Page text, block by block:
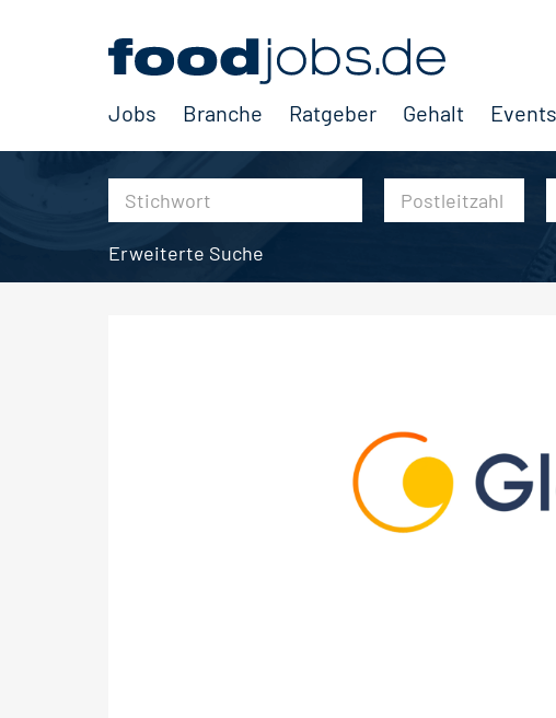
Jobs Branche Ratgeber Gehalt Events
Erweiterte Suche